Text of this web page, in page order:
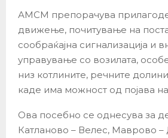
АМСМ препорачува
движење, почитување на
сообраќајна сигнализација и
управување со возилата,
низ котлините, речните
каде има можност од појава
Ова посебно се однесува за
Катланово – Велес, Маврово –